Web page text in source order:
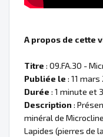
A propos de cette
Titre : 09.FA.30 -
Publiée le : 11 mars
Durée : 1 minute et
Description :
minéral de
Lapides (pierres de